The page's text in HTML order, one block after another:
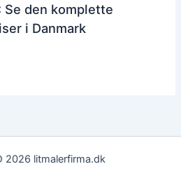
Se den komplette
i Danmark
2026 litmalerfirma.dk